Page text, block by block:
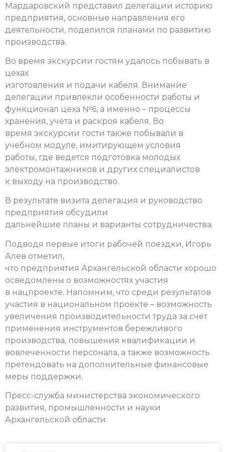
Мардаровский представил делегации историю
предприятия, основные направления его
деятельности, поделился планами по развитию
производства.
Во время экскурсии гостям удалось побывать в
цехах
изготовления и подачи кабеля. Внимание
делегации привлекли особенности работы и
функционал цеха №6, а именно – процессы
хранения, учета и раскроя кабеля. Во
время экскурсии гости также побывали в
учебном модуле, имитирующем условия
работы, где ведется подготовка молодых
электромонтажников и других специалистов
к выходу на производство.
В результате визита делегация и руководство
предприятия обсудили
дальнейшие планы и варианты сотрудничества.
Подводя первые итоги рабочей поездки, Игорь
Алев отметил,
что предприятия Архангельской области хорошо
осведомлены о возможностях участия
в нацпроекте. Напомним, что среди результатов
участия в национальном проекте – возможность
увеличения производительности труда за счет
применения инструментов бережливого
производства, повышения квалификации и
вовлеченности персонала, а также возможность
претендовать на дополнительные финансовые
меры поддержки.
Пресс-служба министерства экономического
развития, промышленности и науки
Архангельской области